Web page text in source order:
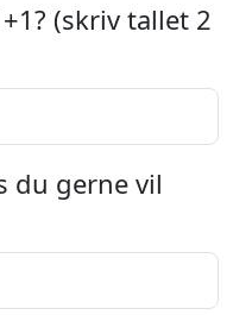
(skriv tallet 2
du gerne vil